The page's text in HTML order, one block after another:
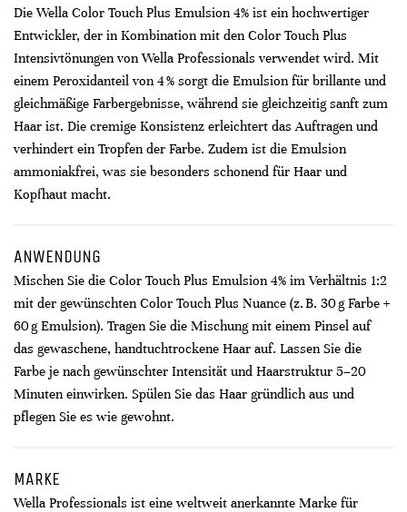
Die Wella Color Touch Plus Emulsion 4% ist ein hochwertiger
Entwickler, der in Kombination mit den Color Touch Plus
Intensivtönungen von Wella Professionals verwendet wird. Mit
einem Peroxidanteil von 4 % sorgt die Emulsion für brillante und
gleichmäßige Farbergebnisse, während sie gleichzeitig sanft zum
Haar ist. Die cremige Konsistenz erleichtert das Auftragen und
verhindert ein Tropfen der Farbe. Zudem ist die Emulsion
ammoniakfrei, was sie besonders schonend für Haar und
Kopfhaut macht.
ANWENDUNG
Mischen Sie die Color Touch Plus Emulsion 4% im Verhältnis 1:2
mit der gewünschten Color Touch Plus Nuance (z. B. 30 g Farbe +
60 g Emulsion). Tragen Sie die Mischung mit einem Pinsel auf
das gewaschene, handtuchtrockene Haar auf. Lassen Sie die
Farbe je nach gewünschter Intensität und Haarstruktur 5–20
Minuten einwirken. Spülen Sie das Haar gründlich aus und
pflegen Sie es wie gewohnt.
MARKE
Wella Professionals ist eine weltweit anerkannte Marke für